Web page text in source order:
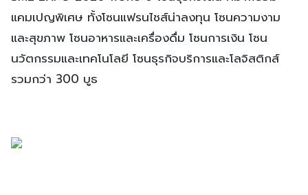
แคมเปญพิเศษ ทั้งโซนแฟรนไชส์น่าลงทุน โซนความงาม
และสุขภาพ โซนอาหารและเครื่องดื่ม โซนการเงิน โซน
นวัตกรรมและเทคโนโลยี โซนธุรกิจบริการและโลจิสติกส์
รวมกว่า 300 บูธ